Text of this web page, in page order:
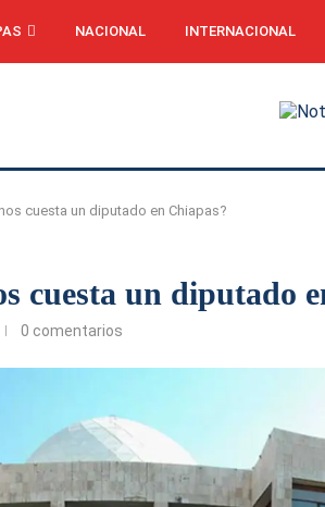
NACIONAL INTERNACIONAL
cuesta un diputado en Chiapas?
cuesta un diputado
0 comentarios